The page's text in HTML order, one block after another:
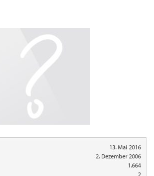
13. Mai 2016
2. Dezember 2006
1.664
2